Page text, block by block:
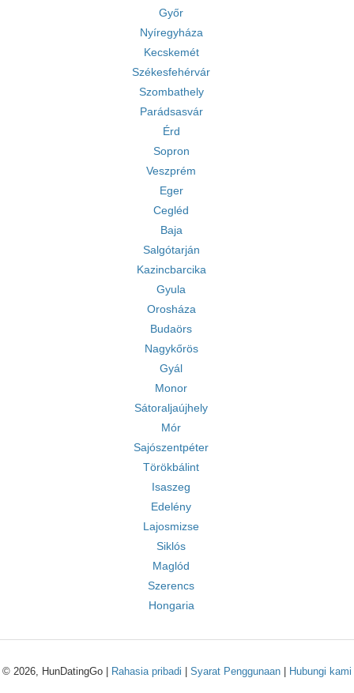
Győr
Nyíregyháza
Kecskemét
Székesfehérvár
Szombathely
Parádsasvár
Érd
Sopron
Veszprém
Eger
Cegléd
Baja
Salgótarján
Kazincbarcika
Gyula
Orosháza
Budaörs
Nagykőrös
Gyál
Monor
Sátoraljaújhely
Mór
Sajószentpéter
Törökbálint
Isaszeg
Edelény
Lajosmizse
Siklós
Maglód
Szerencs
Hongaria
© 2026, HunDatingGo | Rahasia pribadi Syarat Penggunaan Hubungi kami